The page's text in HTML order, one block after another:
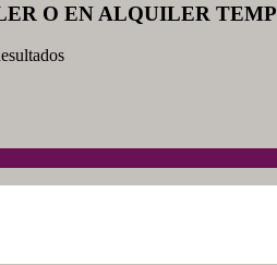
O EN ALQUILER TEMP